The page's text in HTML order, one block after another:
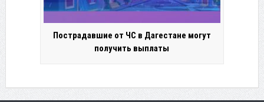
Пострадавшие от ЧС в Дагестане могут
получить выплаты